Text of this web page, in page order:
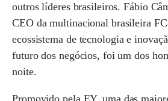
outros líderes brasileiros. Fábio
CEO da multinacional brasileira
ecossistema de tecnologia e
futuro dos negócios, foi um dos
noite.
Promovido pela EY, uma das